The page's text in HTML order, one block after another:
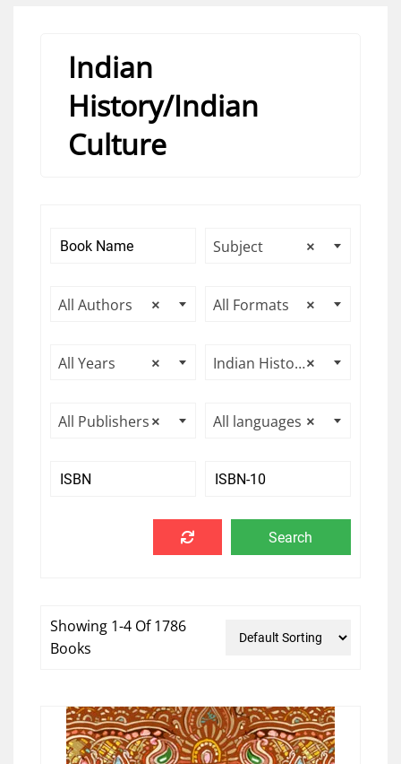
Indian
History/Indian
Culture
×
Subject
×
All Authors ×
All Formats
×
All Years ×
Indian History/Indian Culture
×
All Publishers ×
All languages
Showing 1-4 Of 1786
Books